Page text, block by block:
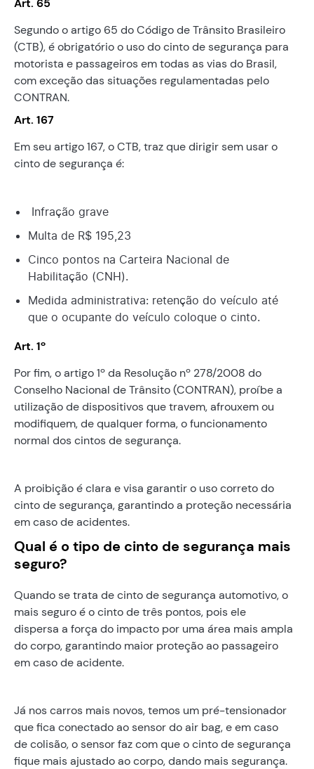
Art. 65
Segundo o artigo 65 do Código de Trânsito Brasileiro
(CTB), é obrigatório o uso do cinto de segurança para
motorista e passageiros em todas as vias do Brasil,
com exceção das situações regulamentadas pelo
CONTRAN.
Art. 167
Em seu artigo 167, o CTB, traz que dirigir sem usar o
cinto de segurança é:
Infração grave
Multa de R$ 195,23
Cinco pontos na Carteira Nacional de
Habilitação (CNH).
Medida administrativa: retenção do veículo até
que o ocupante do veículo coloque o cinto.
Art. 1º
Por fim, o artigo 1º da Resolução nº 278/2008 do
Conselho Nacional de Trânsito (CONTRAN), proíbe a
utilização de dispositivos que travem, afrouxem ou
modifiquem, de qualquer forma, o funcionamento
normal dos cintos de segurança.
A proibição é clara e visa garantir o uso correto do
cinto de segurança, garantindo a proteção necessária
em caso de acidentes.
Qual é o tipo de cinto de segurança mais
seguro?
Quando se trata de cinto de segurança automotivo, o
mais seguro é o cinto de três pontos, pois ele
dispersa a força do impacto por uma área mais ampla
do corpo, garantindo maior proteção ao passageiro
em caso de acidente.
Já nos carros mais novos, temos um pré-tensionador
que fica conectado ao sensor do air bag, e em caso
de colisão, o sensor faz com que o cinto de segurança
fique mais ajustado ao corpo, dando mais segurança.